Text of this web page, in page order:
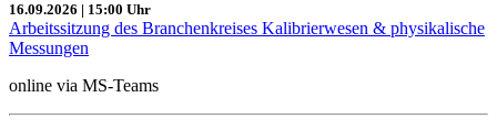
16.09.2026 | 15:00 Uhr
Arbeitssitzung des Branchenkreises Kalibrierwesen & physikalische
Messungen
online via MS-Teams